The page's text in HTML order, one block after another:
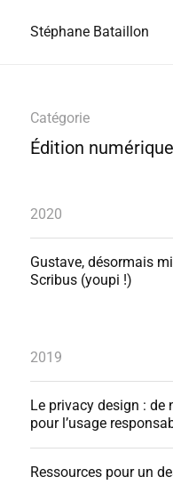
Stéphane Bataillon
Catégorie
Édition
2020
Gustave, désormais
Scribus (youpi !)
2019
Le privacy design : de
pour l’usage
Ressources pour un